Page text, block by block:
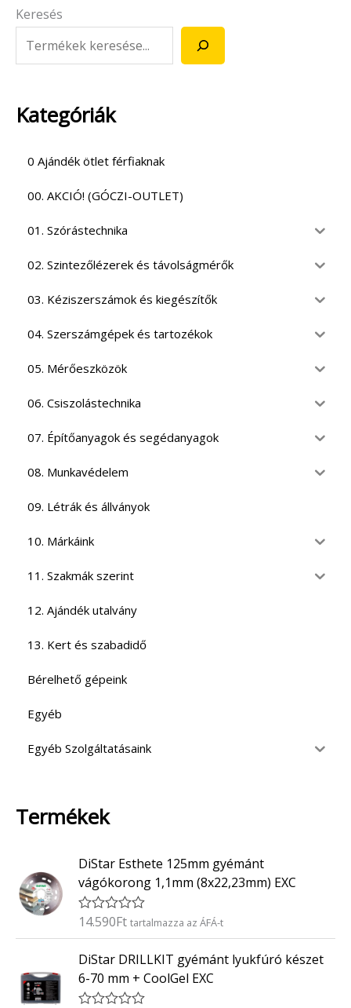
Keresés
Kategóriák
0 Ajándék ötlet férfiaknak
00. AKCIÓ! (GÓCZI-OUTLET)
01. Szórástechnika
02. Szintezőlézerek és távolságmérők
03. Kéziszerszámok és kiegészítők
04. Szerszámgépek és tartozékok
05. Mérőeszközök
06. Csiszolástechnika
07. Építőanyagok és segédanyagok
08. Munkavédelem
09. Létrák és állványok
10. Márkáink
11. Szakmák szerint
12. Ajándék utalvány
13. Kert és szabadidő
Bérelhető gépeink
Egyéb
Egyéb Szolgáltatásaink
Termékek
DiStar Esthete 125mm gyémánt
vágókorong 1,1mm (8x22,23mm) EXC
É
é
k
e
l
14.590Ft tartalmazza az ÁFÁ-t
DiStar DRILLKIT gyémánt lyukfúró készet
6-70 mm + CoolGel EXC